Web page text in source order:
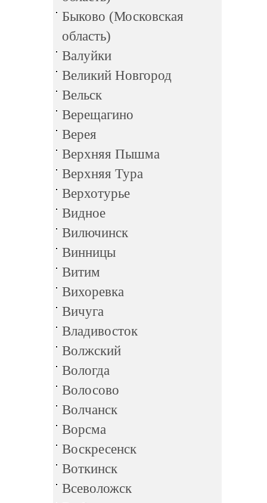
Быково (Московская
область)
Валуйки
Великий Новгород
Вельск
Верещагино
Верея
Верхняя Пышма
Верхняя Тура
Верхотурье
Видное
Вилючинск
Винницы
Витим
Вихоревка
Вичуга
Владивосток
Волжский
Вологда
Волосово
Волчанск
Ворсма
Воскресенск
Воткинск
Всеволожск